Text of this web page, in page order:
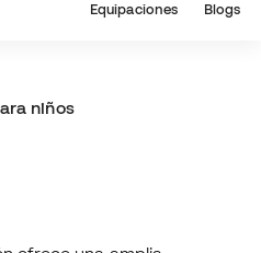
Equipaciones Blogs
niños